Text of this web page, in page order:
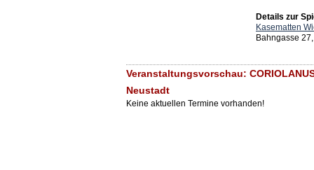
Details zur
Kasematten
Bahngasse
Veranstaltungsvorschau:
Neustadt
Keine aktuellen Termine vorhanden!